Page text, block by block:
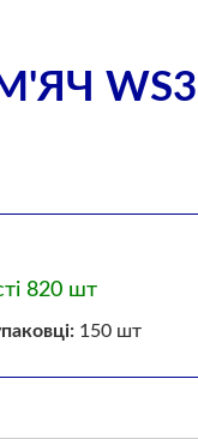
820 шт
150 шт